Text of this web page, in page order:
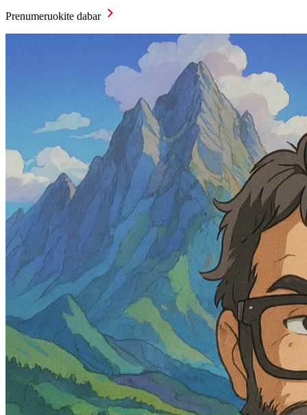
Prenumeruokite dabar